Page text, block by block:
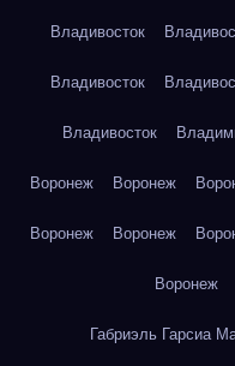
Владивосток
Владивосток
Владивосток
Воронеж Воронеж
Воронеж Воронеж
Воронеж
Габриэль Гарсиа